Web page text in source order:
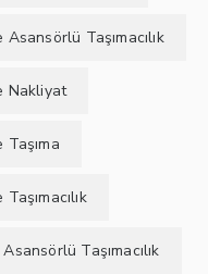
Taşımacılık
Nakliyat
Taşımacılık